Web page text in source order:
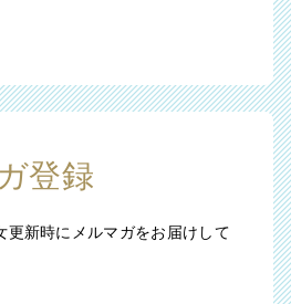
登録
更新時にメルマガをお届けして